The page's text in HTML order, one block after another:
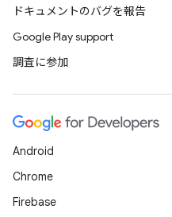
ドキュメントのバグを報告
Google Play support
調査に参加
Android
Chrome
Firebase